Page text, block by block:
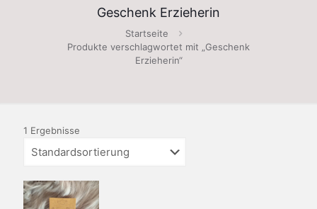
Geschenk Erzieherin
Startseite
Produkte verschlagwortet mit „Geschenk
Erzieherin“
1 Ergebnisse